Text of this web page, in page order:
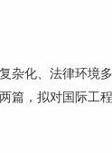
杂化、法律环境
篇，拟对国际工